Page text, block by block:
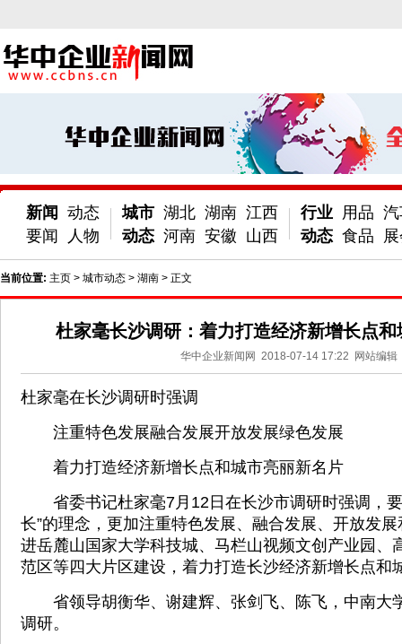
新闻
要闻
动态
人物
城市
动态
湖北 湖南 江西
河南 安徽 山西
行业
动态
用品
食品
当前位置: 主页 > 城市动态 > 湖南 > 正文
杜家毫长沙调研：着力打造经济新增长点
华中企业新闻网 2018-07-14 17:22 网站编辑
杜家毫在长沙调研时强调
注重特色发展融合发展开放发展绿色发展
着力打造经济新增长点和城市亮丽新名片
省委书记杜家毫7月12日在长沙市调研时强调，要
长”的理念，更加注重特色发展、融合发展、开放发
进岳麓山国家大学科技城、马栏山视频文创产业园、
范区等四大片区建设，着力打造长沙经济新增长点和
省领导胡衡华、谢建辉、张剑飞、陈飞，中南大
调研。